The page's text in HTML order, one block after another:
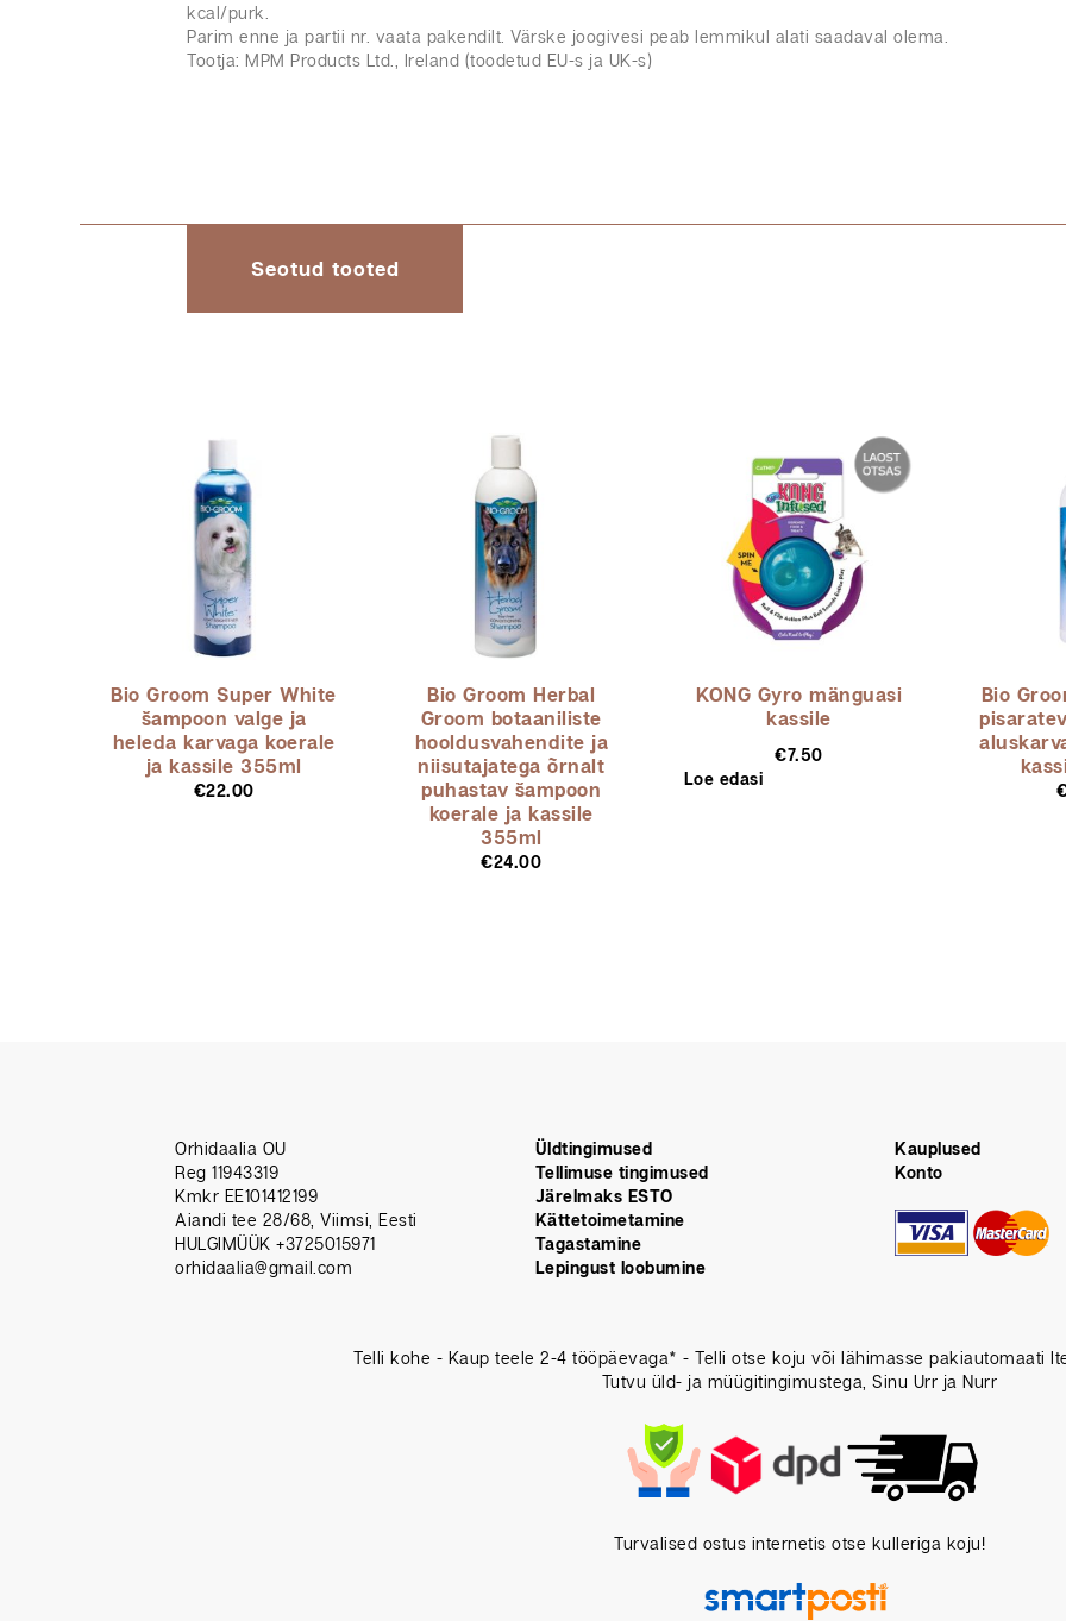
kcal/purk.
Parim enne ja partii nr. vaata pakendilt. Värske joogivesi peab lemmikul alati saadaval olema.
Tootja: MPM Products Ltd., Ireland (toodetud EU-s ja UK-s)
Seotud tooted
Bio Groom Super White
šampoon valge ja
heleda karvaga koerale
ja kassile 355ml
€22.00
Bio Groom Herbal
Groom botaaniliste
hooldusvahendite ja
niisutajatega õrnalt
puhastav šampoon
koerale ja kassile
355ml
€24.00
KONG Gyro mänguasi
kassile
€7.50
Loe edasi
Bio
Orhidaalia OU
Reg 11943319
Kmkr EE101412199
Aiandi tee 28/68, Viimsi, Eesti
HULGIMÜÜK +3725015971
orhidaalia@gmail.com
Üldtingimused
Tellimuse tingimused
Järelmaks ESTO
Kättetoimetamine
Tagastamine
Lepingust loobumine
Kauplused
Konto
Telli kohe - Kaup teele 2-4 tööpäevaga* - Telli otse koju või lähimasse pakiautomaati
Tutvu üld- ja müügitingimustega, Sinu Urr ja Nurr
Turvalised ostus internetis otse kulleriga koju!